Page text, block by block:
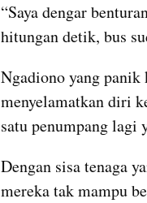
“Saya dengar
hitungan detik, bus
Ngadiono yang panik
menyelamatkan diri
satu penumpang lagi
Dengan sisa tenaga
mereka tak mampu